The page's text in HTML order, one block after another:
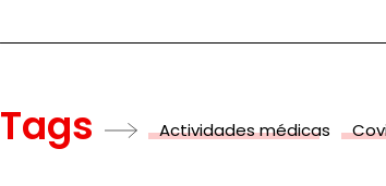
Tags Actividades médicas